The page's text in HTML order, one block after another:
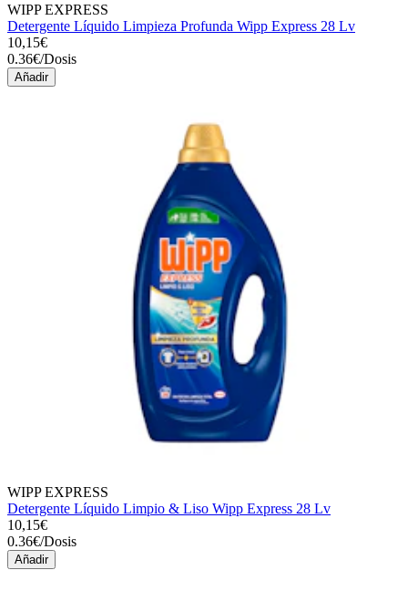
WIPP EXPRESS
Detergente Líquido Limpieza Profunda Wipp Express 28 Lv
10,15€
0.36€/Dosis
Añadir
WIPP EXPRESS
Detergente Líquido Limpio & Liso Wipp Express 28 Lv
10,15€
0.36€/Dosis
Añadir